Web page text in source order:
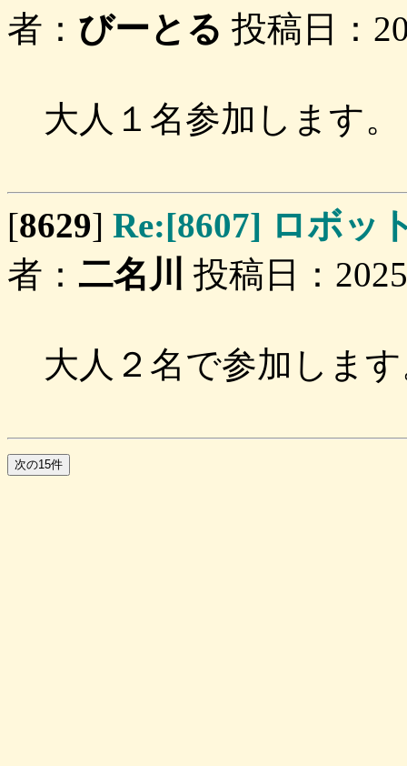
者： びーとる 投稿日：
大人１名参加します。
[8629] Re:[8607] ロボッ
者： 二名川 投稿日：
大人２名で参加しま